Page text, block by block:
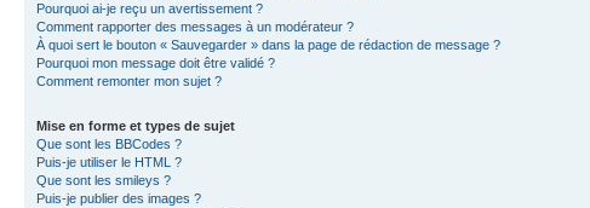
Pourquoi ai-je reçu un avertissement ?
Comment rapporter des messages à un modérateur ?
À quoi sert le bouton « Sauvegarder » dans la page de rédaction de message ?
Pourquoi mon message doit être validé ?
Comment remonter mon sujet ?
Mise en forme et types de sujet
Que sont les BBCodes ?
Puis-je utiliser le HTML ?
Que sont les smileys ?
Puis-je publier des images ?